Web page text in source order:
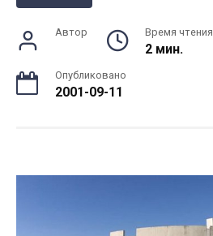
Автор Время чтения
2 мин.
Опубликовано
2001-09-11